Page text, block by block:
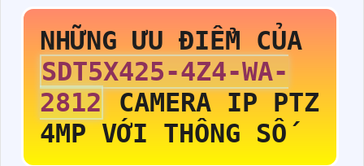
NHỮNG ƯU ĐIỂM CỦA
SDT5X425-4Z4-WA-
2812CAMERA IP PTZ
4MP VỚI THÔNG SỐ